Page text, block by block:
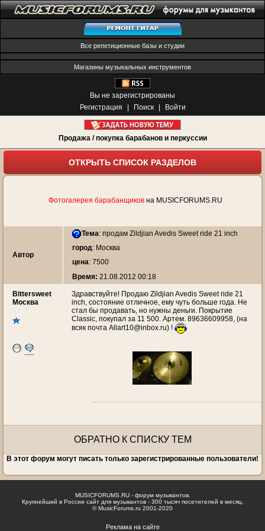
Все репетиционные базы и студии
Магазины музыкальных инструментов
Вы не зарегистрированы
Регистрация
Поиск Войти
Продажа / покупка барабанов и перкуссии
ОТКРЫТЬ СПИСОК РАЗДЕЛОВ
Фотогалерея барабанщиков на MUSICFORUMS.RU
Автор
Тема: продам Zildjian Avedis Sweet ride 21 inch
город: Москва
цена: 7500
Время: 21.08.2012 00:18
Bittersweet
Москва
Здравствуйте! Продаю Zildjian Avedis Sweet ride 21
inch, состояние отличное, ему чуть больше года. Не
стал бы продавать, но нужны деньги. Покрытие
Classic, покупал за 11 500. Артем. 89636609958, (на
всяк почта Allart10@inbox.ru) !
ОБРАТНО К СПИСКУ ТЕМ
В этот форум могут писать только зарегистрированные пользователи!
MUSICFORUMS.RU - форум музыкантов.
Крупнейший в России сайт для музыкантов - 300 тысяч посетителей в месяц.
© MusicForums.ru 2001-2020
Реклама на сайте